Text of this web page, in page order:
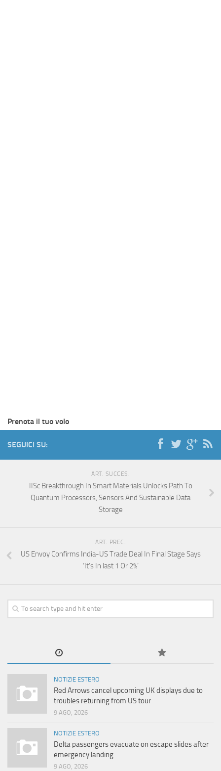
Prenota il tuo volo
SEGUICI SU:
ART. SUCCES.
IISc Breakthrough In Smart Materials Unlocks Path To
Quantum Processors, Sensors And Sustainable Data
Storage
ART. PREC.
US Envoy Confirms India-US Trade Deal In Final Stage Says
‘It’s In last 1 Or 2%’
NOTIZIE ESTERO
Red Arrows cancel upcoming UK displays due to
troubles returning from US tour
9 AGO, 2026
NOTIZIE ESTERO
Delta passengers evacuate on escape slides after
emergency landing
9 AGO, 2026